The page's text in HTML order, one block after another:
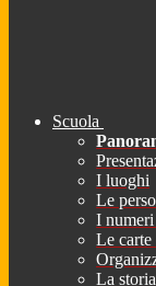
Scuola
I luoghi
Le
I numeri
Le carte
La storia